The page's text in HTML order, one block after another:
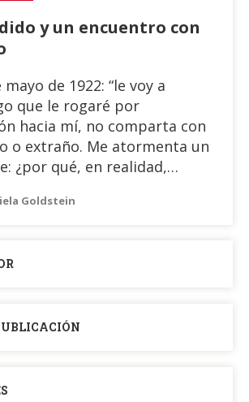
aplicaciones que facilitan la
a distancia de
desde el inicio de la situación
y un encuentro con
de 1922: “le voy a
que le rogaré por
hacia mí, no comparta con
o extraño. Me atormenta un
¿por qué, en realidad,
tener con usted una
íntima. Pienso
1999:116) a Arthur
y del alma humana que este
Goldstein